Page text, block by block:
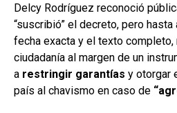
Delcy Rodríguez reconoció
“suscribió” el decreto, pero
fecha exacta y el texto completo,
ciudadanía al margen de un
a restringir garantías y otorgar
país al chavismo en caso de